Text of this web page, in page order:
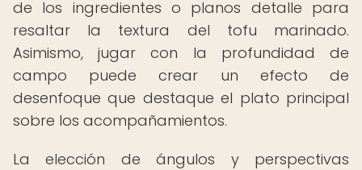
de los ingredientes o planos detalle para
resaltar la textura del tofu marinado.
Asimismo, jugar con la profundidad de
campo puede crear un efecto de
desenfoque que destaque el plato principal
sobre los acompañamientos.
La elección de ángulos y perspectivas